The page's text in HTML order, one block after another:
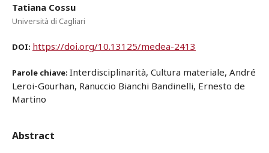
Tatiana Cossu
Università di Cagliari
DOI: https://doi.org/10.13125/medea-2413
Parole chiave: Interdisciplinarità, Cultura materiale, André
Leroi-Gourhan, Ranuccio Bianchi Bandinelli, Ernesto de
Martino
Abstract